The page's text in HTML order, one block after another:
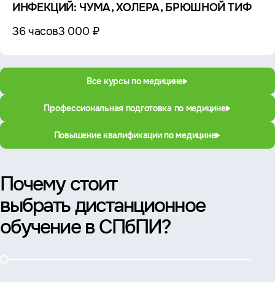
ИНФЕКЦИЙ: ЧУМА, ХОЛЕРА, БРЮШНОЙ ТИФ
36 часов3 000 ₽
Все курсы по медицине
Профессиональная подготовка по медицине
Повышение квалификации по медицине
Почему стоит
выбрать дистанционное
обучение в СПбПИ?